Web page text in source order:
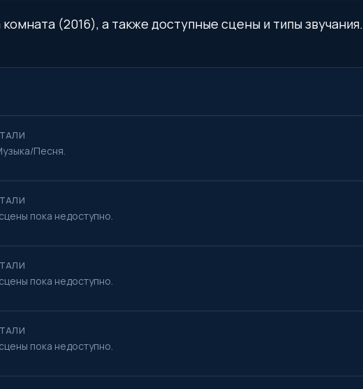
(2016), а также доступные сцены и типы звучания.
Песня.
пока недоступно.
пока недоступно.
пока недоступно.